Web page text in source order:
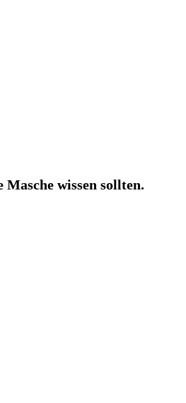
wissen sollten.